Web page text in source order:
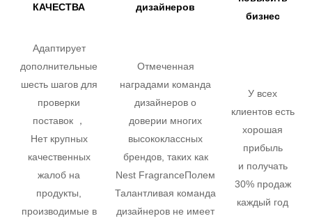
КАЧЕСТВА
дизайнеров
бизнес
Адаптирует
дополнительные
шесть шагов для
проверки
поставок ，
Нет крупных
качественных
жалоб на
продукты,
производимые в
Отмеченная
наградами команда
дизайнеров о
доверии многих
высококлассных
брендов, таких как
Nest FragranceПолем
Талантливая команда
дизайнеров не имеет
У всех
клиентов есть
хорошая
прибыль
и получать
30% продаж
каждый год